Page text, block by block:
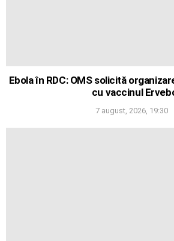
Ebola în RDC: OMS solicită
cu vaccinul
7 august, 2026, 19:30